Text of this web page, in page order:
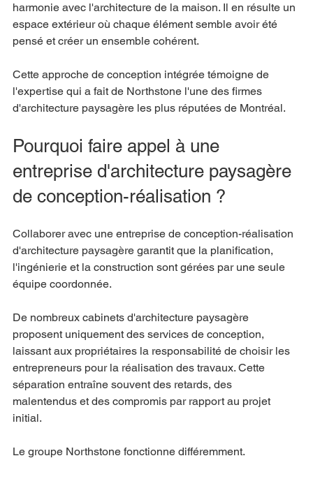
harmonie avec l'architecture de la maison. Il en résulte un
espace extérieur où chaque élément semble avoir été
pensé et créer un ensemble cohérent.
Cette approche de conception intégrée témoigne de
l'expertise qui a fait de Northstone l'une des firmes
d'architecture paysagère les plus réputées de Montréal.
Pourquoi faire appel à une
entreprise d'architecture paysagère
de conception-réalisation ?
Collaborer avec une entreprise de conception-réalisation
d'architecture paysagère garantit que la planification,
l'ingénierie et la construction sont gérées par une seule
équipe coordonnée.
De nombreux cabinets d'architecture paysagère
proposent uniquement des services de conception,
laissant aux propriétaires la responsabilité de choisir les
entrepreneurs pour la réalisation des travaux. Cette
séparation entraîne souvent des retards, des
malentendus et des compromis par rapport au projet
initial.
Le groupe Northstone fonctionne différemment.